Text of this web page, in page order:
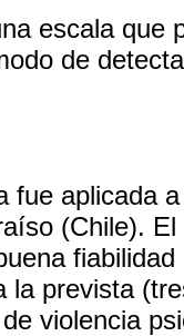
escala que
de
fue aplicada
(Chile).
la prevista
violencia